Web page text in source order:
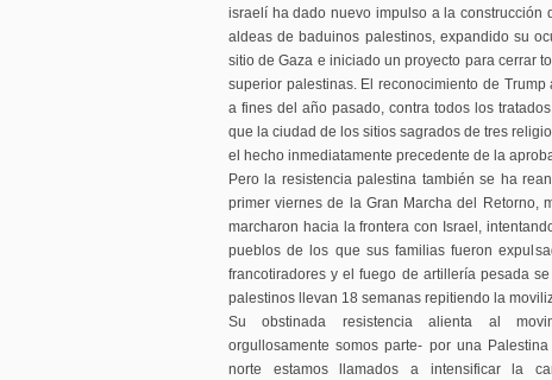
israelí ha dado nuevo impulso a la construcción
aldeas de baduinos palestinos, expandido su
sitio de Gaza e iniciado un proyecto para cerrar
superior palestinas. El reconocimiento de Trump
a fines del año pasado, contra todos los
que la ciudad de los sitios sagrados de tres
el hecho inmediatamente precedente de la
Pero la resistencia palestina también se ha
primer viernes de la Gran Marcha del Retorno,
marcharon hacia la frontera con Israel,
pueblos de los que sus familias fueron
francotiradores y el fuego de artillería pesada
palestinos llevan 18 semanas repitiendo la
Su obstinada resistencia alienta al
orgullosamente somos parte- por una
norte estamos llamados a intensificar la